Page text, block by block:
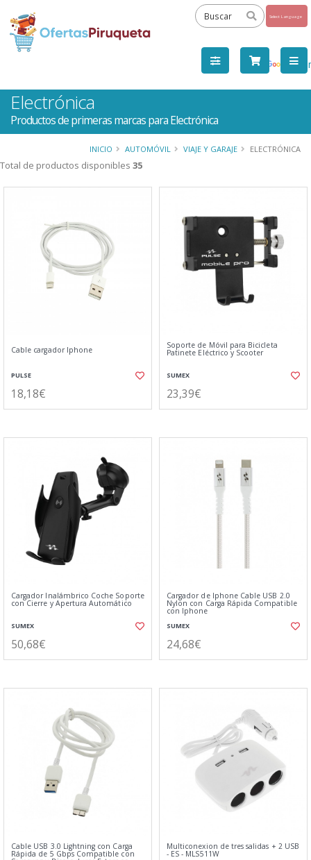
by
Electrónica
Productos de primeras marcas para Electrónica
INICIO AUTOMÓVIL VIAJE Y GARAJE ELECTRÓNICA
Total de productos disponibles 35
Cable cargador Iphone
PULSE
18,18€
Soporte de Móvil para Bicicleta
Patinete Eléctrico y Scooter
SUMEX
23,39€
Cargador Inalámbrico Coche Soporte
con Cierre y Apertura Automático
SUMEX
50,68€
Cargador de Iphone Cable USB 2.0
Nylon con Carga Rápida Compatible
con Iphone
SUMEX
24,68€
Cable USB 3.0 Lightning con Carga
Rápida de 5 Gbps Compatible con
Multiconexion de tres salidas + 2 USB
- ES - MLS511W